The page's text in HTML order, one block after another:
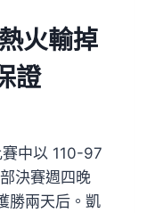
火輸掉
證
中以 110-97
決賽週四晚
勝兩天后。凱